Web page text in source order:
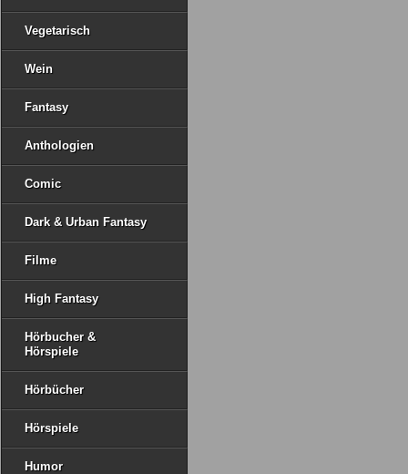
Vegetarisch
Wein
Fantasy
Anthologien
Comic
Dark & Urban Fantasy
Filme
High Fantasy
Hörbucher &
Hörspiele
Hörbücher
Hörspiele
Humor